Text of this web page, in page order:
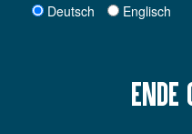
Deutsch Englisch
Ende